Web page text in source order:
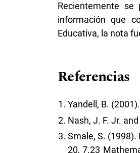
Recientemente se
información que
Educativa, la nota
Referencias
Yandell, B.
Nash, J. F. Jr.
Smale, S.
20, 7.23